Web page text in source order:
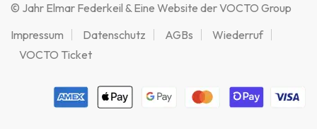
© Jahr Elmar Federkeil & Eine Website der VOCTO Group
Impressum
Datenschutz AGBs
Wiederruf
VOCTO Ticket